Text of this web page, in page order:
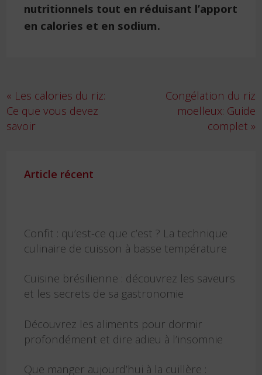
nutritionnels tout en réduisant l’apport
en calories et en sodium.
Navigation
de
l’article
« Les calories du riz:
Ce que vous devez
savoir
Congélation du riz
moelleux: Guide
complet »
Article récent
Confit : qu’est-ce que c’est ? La technique
culinaire de cuisson à basse température
Cuisine brésilienne : découvrez les saveurs
et les secrets de sa gastronomie
Découvrez les aliments pour dormir
profondément et dire adieu à l’insomnie
Que manger aujourd’hui à la cuillère :